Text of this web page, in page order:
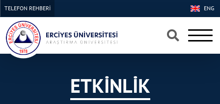
×
×
ENG
TELEFON REHBERİ
ETKİNLİK